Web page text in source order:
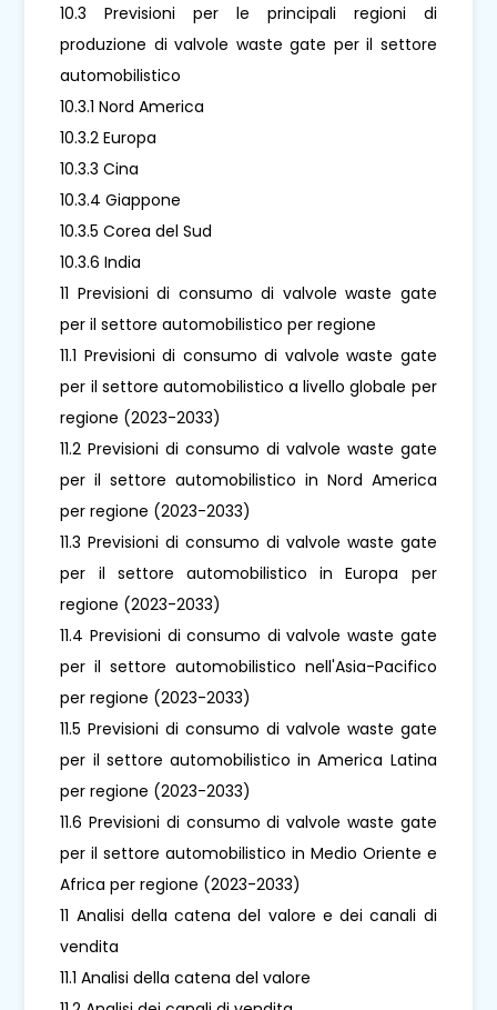
10.3 Previsioni per le principali regioni di
produzione di valvole waste gate per il settore
automobilistico
10.3.1 Nord America
10.3.2 Europa
10.3.3 Cina
10.3.4 Giappone
10.3.5 Corea del Sud
10.3.6 India
11 Previsioni di consumo di valvole waste gate
per il settore automobilistico per regione
11.1 Previsioni di consumo di valvole waste gate
per il settore automobilistico a livello globale per
regione (2023-2033)
11.2 Previsioni di consumo di valvole waste gate
per il settore automobilistico in Nord America
per regione (2023-2033)
11.3 Previsioni di consumo di valvole waste gate
per il settore automobilistico in Europa per
regione (2023-2033)
11.4 Previsioni di consumo di valvole waste gate
per il settore automobilistico nell'Asia-Pacifico
per regione (2023-2033)
11.5 Previsioni di consumo di valvole waste gate
per il settore automobilistico in America Latina
per regione (2023-2033)
11.6 Previsioni di consumo di valvole waste gate
per il settore automobilistico in Medio Oriente e
Africa per regione (2023-2033)
11 Analisi della catena del valore e dei canali di
vendita
11.1 Analisi della catena del valore